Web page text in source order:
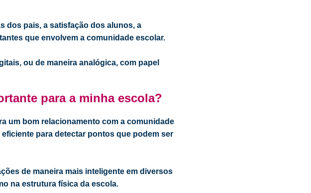
dos pais, a satisfação dos alunos, a
que envolvem a comunidade escolar.
ou de maneira analógica, com papel
para a minha escola?
um bom relacionamento com a comunidade
para detectar pontos que podem ser
de maneira mais inteligente em diversos
na estrutura física da escola.